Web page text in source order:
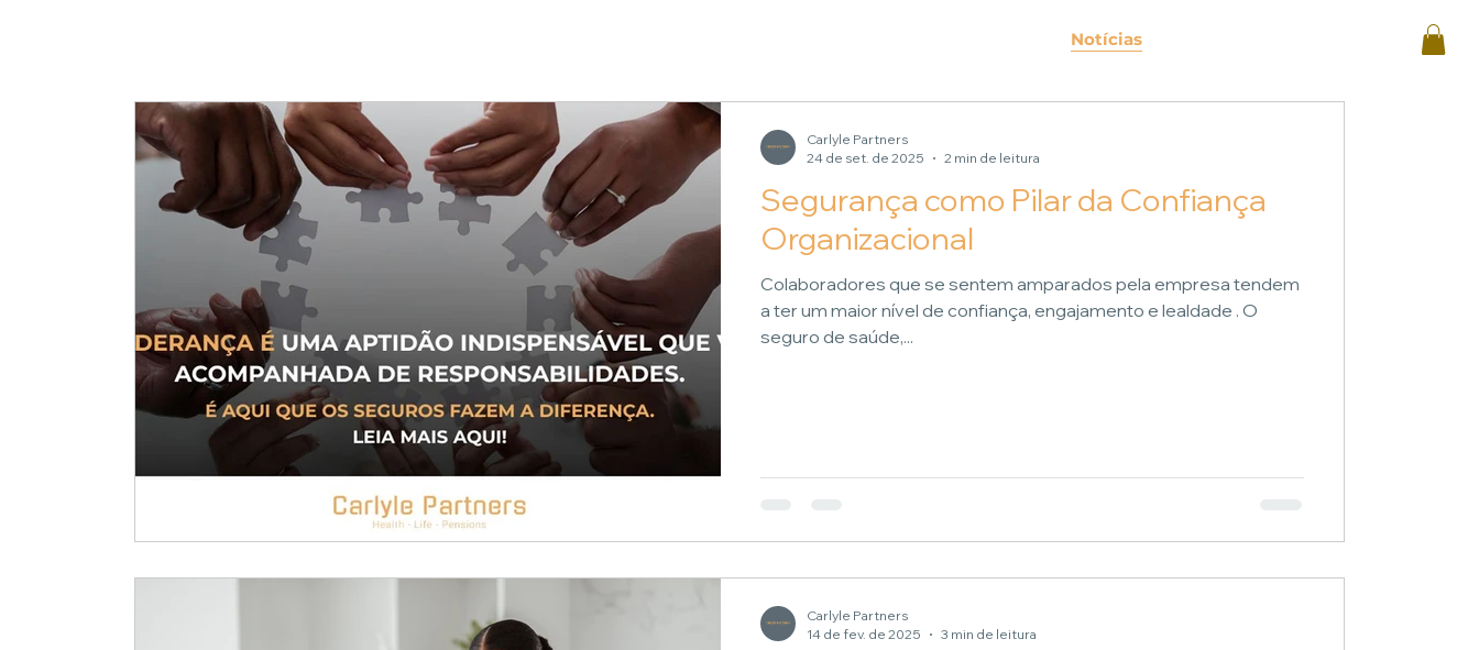
Notícias
Segurança como Pilar da Confiança
Organizacional
Colaboradores que se sentem amparados pela empresa tendem
a ter um maior nível de confiança, engajamento e lealdade . O
seguro de saúde,...
Carlyle Partners
24 de set. de 2025
2 min de leitura
Carlyle Partners
14 de fev. de 2025
3 min de leitura